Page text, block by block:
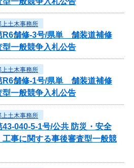
上土木事務所
R6舗修-3号/県単 舗装道補修
一般競争入札公告
上土木事務所
R6舗修-1号/県単 舗装道補修
一般競争入札公告
上土木事務所
43-040-5-1号/公共 防災・安全
事に関する事後審査型一般競